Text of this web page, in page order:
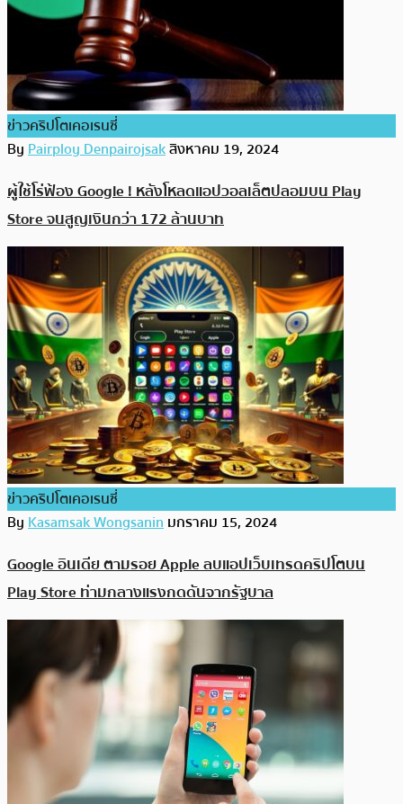
ข่าวคริปโตเคอเรนซี่
ByPairploy Denpairojsakสิงหาคม 19, 2024
ผู้ใช้โร่ฟ้อง Google ! หลังโหลดแอปวอลเล็ตปลอมบน Play
Store จนสูญเงินกว่า 172 ล้านบาท
ข่าวคริปโตเคอเรนซี่
ByKasamsak Wongsaninมกราคม 15, 2024
Google อินเดีย ตามรอย Apple ลบแอปเว็บเทรดคริปโตบน
Play Store ท่ามกลางแรงกดดันจากรัฐบาล